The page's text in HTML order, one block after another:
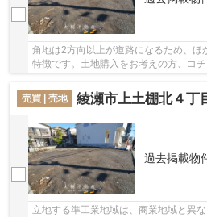
角地は2方向以上が道路になるため、
特徴です。土地購入をお考えの方、コ
売買 | 売地
綾瀬市上土棚北４
過去掲載物
立地する準工業地域は、商業地域と異